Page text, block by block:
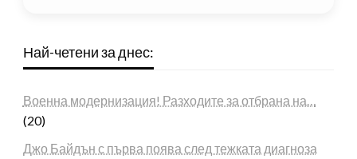
Най-четени за днес:
Военна модернизация! Разходите за отбрана на…
(20)
Джо Байдън с първа поява след тежката диагноза